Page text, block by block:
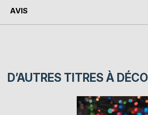
AVIS
D’AUTRES TITRES À